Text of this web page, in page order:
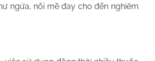
ngứa, nổi mề đay cho đến nghiêm